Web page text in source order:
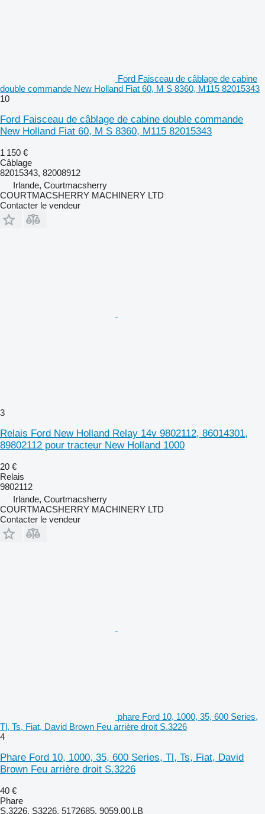
Ford Faisceau de câblage de cabine
double commande New Holland Fiat 60, M S 8360, M115 82015343
10
Ford Faisceau de câblage de cabine double commande
New Holland Fiat 60, M S 8360, M115 82015343
1 150 €
Câblage
82015343, 82008912
Irlande, Courtmacsherry
COURTMACSHERRY MACHINERY LTD
Contacter le vendeur
3
Relais Ford New Holland Relay 14v 9802112, 86014301,
89802112 pour tracteur New Holland 1000
20 €
Relais
9802112
Irlande, Courtmacsherry
COURTMACSHERRY MACHINERY LTD
Contacter le vendeur
phare Ford 10, 1000, 35, 600 Series,
Tl, Ts, Fiat, David Brown Feu arrière droit S.3226
4
Phare Ford 10, 1000, 35, 600 Series, Tl, Ts, Fiat, David
Brown Feu arrière droit S.3226
40 €
Phare
S.3226, S3226, 5172685, 9059.00.LB